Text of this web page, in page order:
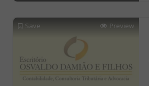
Save Preview